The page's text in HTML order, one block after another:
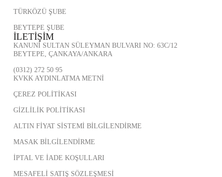
TÜRKÖZÜ ŞUBE
BEYTEPE ŞUBE
İLETİŞİM
KANUNİ SULTAN SÜLEYMAN BULVARI NO: 63C/12
BEYTEPE, ÇANKAYA/ANKARA
(0312) 272 50 95
KVKK AYDINLATMA METNİ
ÇEREZ POLİTİKASI
GİZLİLİK POLİTİKASI
ALTIN FİYAT SİSTEMİ BİLGİLENDİRME
MASAK BİLGİLENDİRME
İPTAL VE İADE KOŞULLARI
MESAFELİ SATIŞ SÖZLEŞMESİ